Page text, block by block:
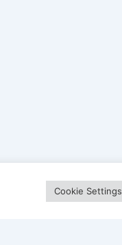
Cookie Settings